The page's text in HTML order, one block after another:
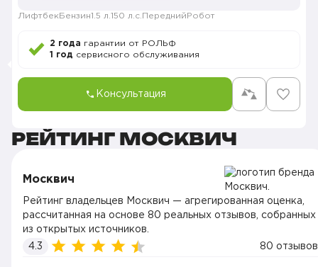
Лифтбек Бензин1.5 л. 150 л.с. Передний Робот
2 года гарантии от РОЛЬФ
1 год сервисного обслуживания
Консультация
РЕЙТИНГ МОСКВИЧ
Москвич
Рейтинг владельцев Москвич — агрегированная оценка,
рассчитанная на основе 80 реальных отзывов, собранных
из открытых источников.
4.3
80 отзывов